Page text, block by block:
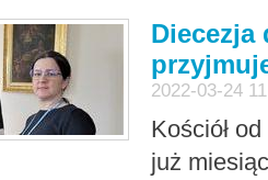
Diecezja
2022-03-24
Kościół
już